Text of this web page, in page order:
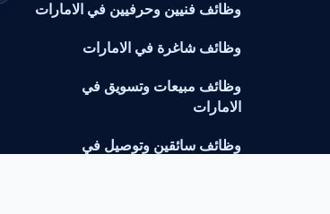
وظائف فنيين وحرفيين في الامارات
وظائف شاغرة في الامارات
وظائف مبيعات وتسويق في
الامارات
وظائف سائقين وتوصيل في